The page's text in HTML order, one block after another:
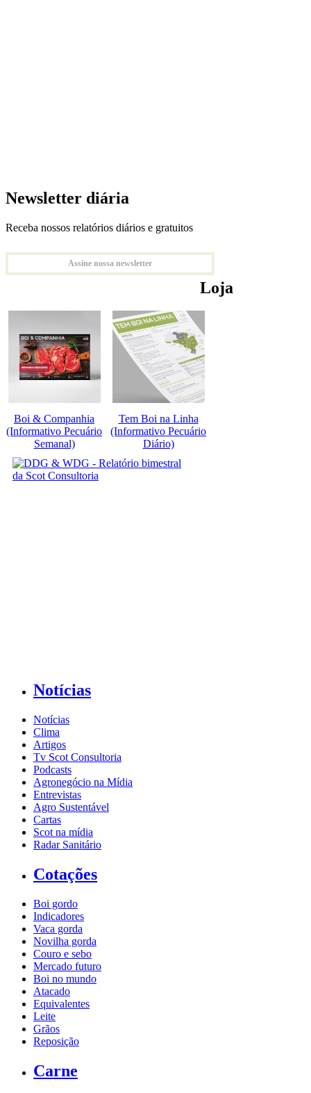
Newsletter diária
Receba nossos relatórios diários e gratuitos
Assine nossa newsletter
Loja
Boi & Companhia
(Informativo Pecuário
Semanal)
Tem Boi na Linha
(Informativo Pecuário
Diário)
Notícias
Notícias
Clima
Artigos
Tv Scot Consultoria
Podcasts
Agronegócio na Mídia
Entrevistas
Agro Sustentável
Cartas
Scot na mídia
Radar Sanitário
Cotações
Boi gordo
Indicadores
Vaca gorda
Novilha gorda
Couro e sebo
Mercado futuro
Boi no mundo
Atacado
Equivalentes
Leite
Grãos
Reposição
Carne